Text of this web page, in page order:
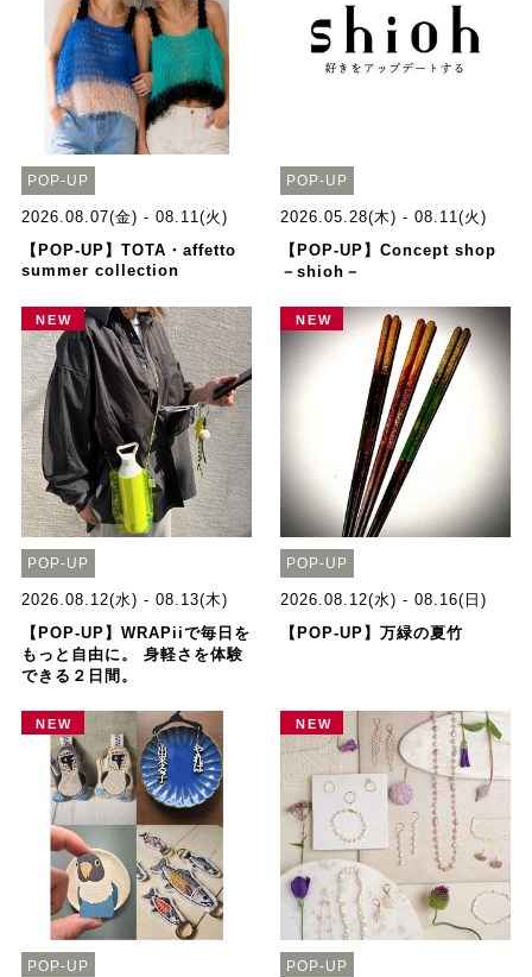
POP-UP
2026.08.07(金) - 08.11(火)
【POP-UP】TOTA・affetto
summer collection
POP-UP
2026.05.28(木) - 08.11(火)
【POP-UP】Concept shop
－shioh－
NEW
POP-UP
2026.08.12(水) - 08.13(木)
【POP-UP】WRAPiiで毎日を
もっと自由に。 身軽さを体験
できる２日間。
NEW
POP-UP
2026.08.12(水) - 08.16(日)
【POP-UP】万緑の夏竹
NEW
POP-UP
NEW
POP-UP